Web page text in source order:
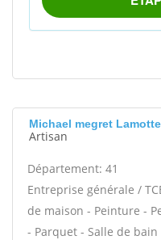
Michael megret
Artisan
Département: 41
Entreprise générale /
de maison - Peinture -
- Parquet - Salle de